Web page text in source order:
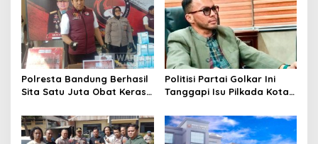
Polresta Bandung Berhasil
Sita Satu Juta Obat Keras
Kasus Narkoba
Politisi Partai Golkar Ini
Tanggapi Isu Pilkada Kota